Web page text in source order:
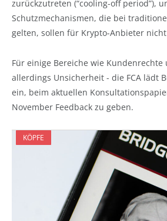
zurückzutreten (“cooling-off period”),
Schutzmechanismen, die bei
gelten, sollen für Krypto-Anbieter
Für einige Bereiche wie
allerdings Unsicherheit - die FCA lädt
ein, beim aktuellen
November Feedback zu geben.
KÖPFE